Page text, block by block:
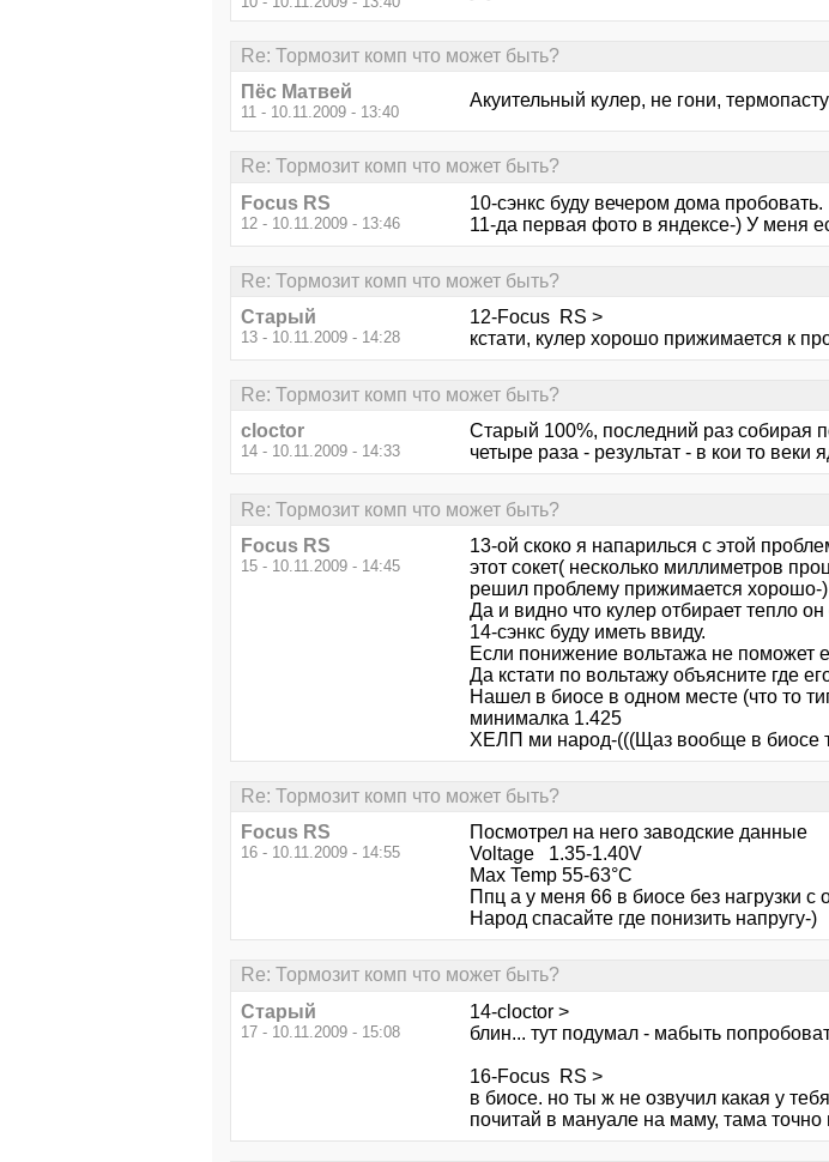
Re: Тормозит комп что может быть?
Пёс Матвей
11 - 10.11.2009 - 13:40
Акуительный кулер, не гони,
Re: Тормозит комп что может быть?
Focus RS
12 - 10.11.2009 - 13:46
10-сэнкс буду вечером дома пробовать.
11-да первая фото в яндексе-) У меня
Re: Тормозит комп что может быть?
Старый
13 - 10.11.2009 - 14:28
12-Focus RS >
кстати, кулер хорошо прижимается к
Re: Тормозит комп что может быть?
cloctor
14 - 10.11.2009 - 14:33
Старый 100%, последний раз собирая
четыре раза - результат - в кои то
Re: Тормозит комп что может быть?
Focus RS
15 - 10.11.2009 - 14:45
13-ой скоко я напарилься с этой
этот сокет( несколько миллиметров
решил проблему прижимается хорошо-)
Да и видно что кулер отбирает тепло
14-сэнкс буду иметь ввиду.
Если понижение вольтажа не поможет
Да кстати по вольтажу объясните где
Нашел в биосе в одном месте (что то
минималка 1.425
ХЕЛП ми народ-(((Щаз вообще в биосе
Re: Тормозит комп что может быть?
Focus RS
16 - 10.11.2009 - 14:55
Посмотрел на него заводские данные
Voltage 1.35-1.40V
Max Temp 55-63°C
Ппц а у меня 66 в биосе без нагрузки
Народ спасайте где понизить напругу-)
Re: Тормозит комп что может быть?
Старый
17 - 10.11.2009 - 15:08
14-cloctor >
блин... тут подумал - мабыть
16-Focus RS >
в биосе. но ты ж не озвучил какая у
почитай в мануале на маму, тама точно